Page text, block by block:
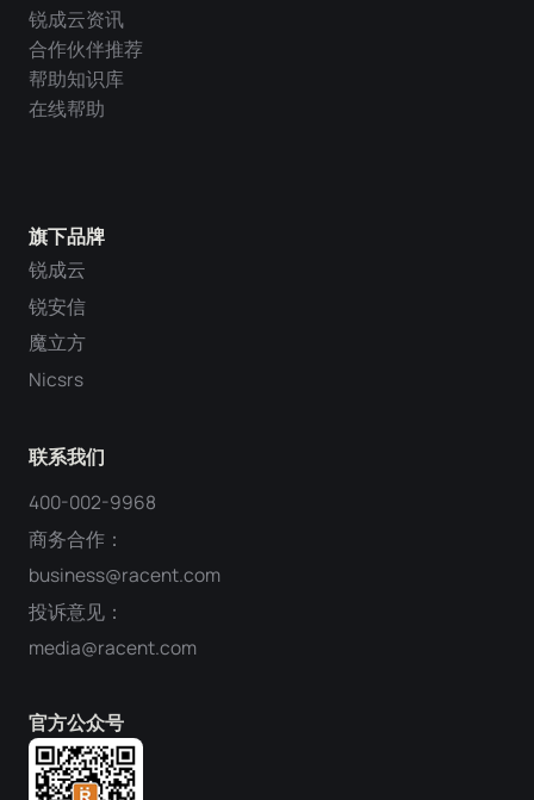
旗下品牌
锐成云
锐安信
魔立方
Nicsrs
联系我们
400-002-9968
商务合作：
business@racent.com
投诉意见：
media@racent.com
官方公众号
锐成云资讯
合作伙伴推荐
帮助知识库
在线帮助